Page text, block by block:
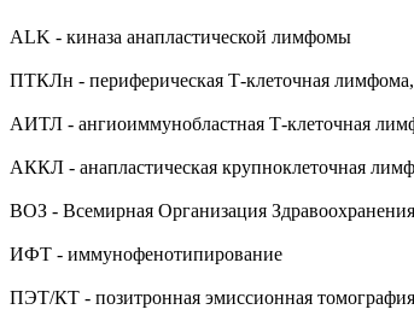
ALK - киназа анапластической лимфомы
ПТКЛн - периферическая Т-клеточная
АИТЛ - ангиоиммунобластная Т-клеточная
АККЛ - анапластическая крупноклеточная
ВОЗ - Всемирная Организация Здравоохранения
ИФТ - иммунофенотипирование
ПЭТ/КТ - позитронная эмиссионная